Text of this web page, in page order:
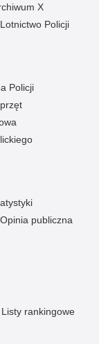
X
Lotnictwo Policji
Policji
Opinia publiczna
Listy rankingowe